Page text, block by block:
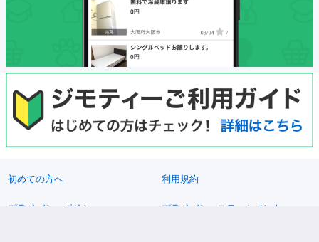
初めての方へ 利用規約
プライバシーポリシー プライバシーステートメント